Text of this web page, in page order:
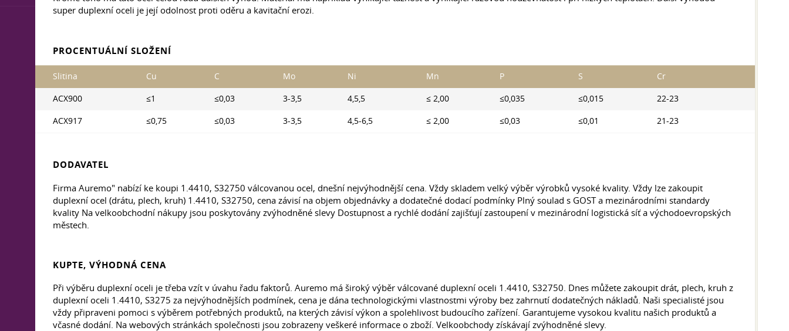
super duplexní oceli je její odolnost proti oděru a kavitační erozi.
PROCENTUÁLNÍ SLOŽENÍ
Slitina Cu C Mo Ni Mn P S Cr
ACX900 ≤1 ≤0,03 3-3,5 4,5,5 ≤ 2,00 ≤0,035 ≤0,015 22-23
ACX917 ≤0,75 ≤0,03 3-3,5 4,5-6,5 ≤ 2,00 ≤0,03 ≤0,01 21-23
DODAVATEL
Firma Auremo" nabízí ke koupi 1.4410, S32750 válcovanou ocel, dnešní nejvýhodnější cena. Vždy skladem velký výběr výrobků vysoké kvality. Vždy lze zakoupit
duplexní ocel (drátu, plech, kruh) 1.4410, S32750, cena závisí na objem objednávky a dodatečné dodací podmínky Plný soulad s GOST a mezinárodními standardy
kvality Na velkoobchodní nákupy jsou poskytovány zvýhodněné slevy Dostupnost a rychlé dodání zajišťují zastoupení v mezinárodní logistická síť a východoevropských
městech.
KUPTE, VÝHODNÁ CENA
Při výběru duplexní oceli je třeba vzít v úvahu řadu faktorů. Auremo má široký výběr válcované duplexní oceli 1.4410, S32750. Dnes můžete zakoupit drát, plech, kruh z
duplexní oceli 1.4410, S3275 za nejvýhodnějších podmínek, cena je dána technologickými vlastnostmi výroby bez zahrnutí dodatečných nákladů. Naši specialisté jsou
vždy připraveni pomoci s výběrem potřebných produktů, na kterých závisí výkon a spolehlivost budoucího zařízení. Garantujeme vysokou kvalitu našich produktů a
včasné dodání. Na webových stránkách společnosti jsou zobrazeny veškeré informace o zboží. Velkoobchody získávají zvýhodněné slevy.